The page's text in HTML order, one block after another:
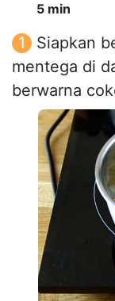
5 min
Siapkan
mentega di
berwarna